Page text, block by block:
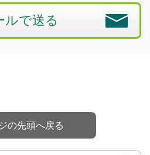
ルで送る
の先頭へ戻る